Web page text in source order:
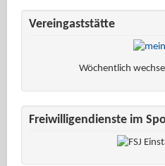
Vereingaststätte
Wöchentlich
Freiwilligendienste im